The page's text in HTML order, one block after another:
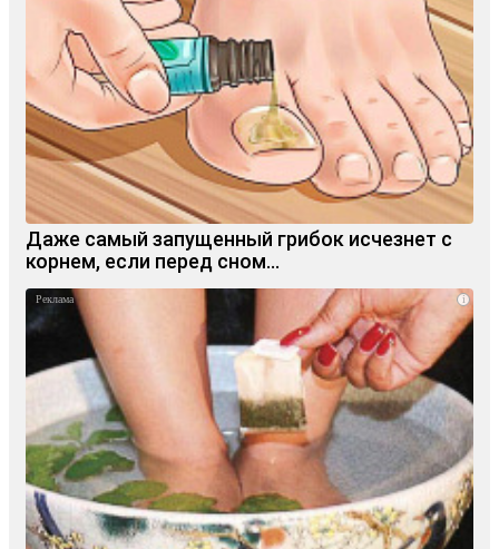
Даже самый запущенный грибок исчезнет с
корнем, если перед сном…
i